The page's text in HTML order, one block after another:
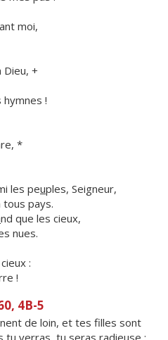
moi,
Dieu, +
!
*
les peuples, Seigneur,
tous pays.
nd que les cieux,
nues.
:
!
4B-5
de loin, et tes filles sont
tu verras, tu seras radieuse ;